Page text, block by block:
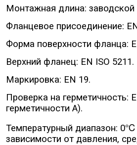
Монтажная длина: заводской
Фланцевое присоединение:
Форма поверхности фланца:
Верхний фланец: EN ISO 5211.
Маркировка: EN 19.
Проверка на герметичность:
герметичности A).
Температурный диапазон:
зависимости от давления,